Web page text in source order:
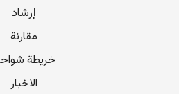
إرشاد
مقارنة
خريطة
الاخبار